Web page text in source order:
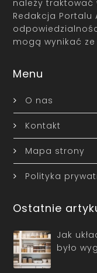
należy traktować
Redakcja Portalu
mogą wynikać
Menu
O nas
Kontakt
Mapa strony
Polityka
Ostatnie
Jak
było